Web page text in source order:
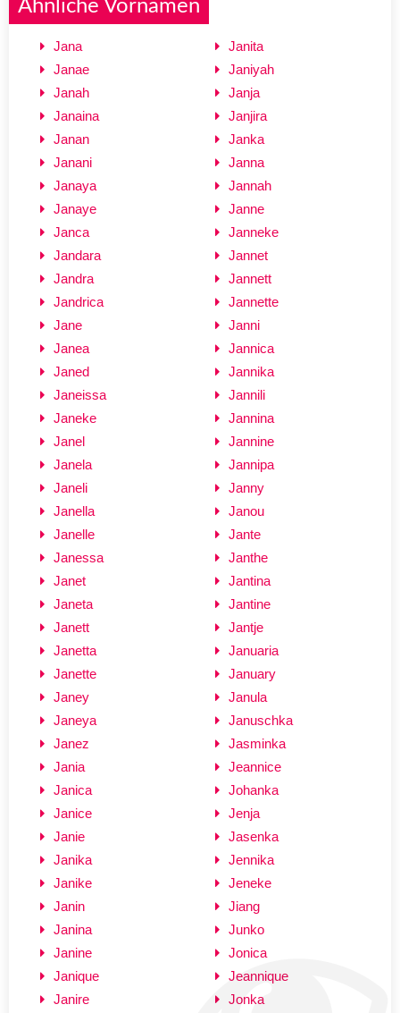
Ähnliche Vornamen
Jana
Janae
Janah
Janaina
Janan
Janani
Janaya
Janaye
Janca
Jandara
Jandra
Jandrica
Jane
Janea
Janed
Janeissa
Janeke
Janel
Janela
Janeli
Janella
Janelle
Janessa
Janet
Janeta
Janett
Janetta
Janette
Janey
Janeya
Janez
Jania
Janica
Janice
Janie
Janika
Janike
Janin
Janina
Janine
Janique
Janire
Janita
Janiyah
Janja
Janjira
Janka
Janna
Jannah
Janne
Janneke
Jannet
Jannett
Jannette
Janni
Jannica
Jannika
Jannili
Jannina
Jannine
Jannipa
Janny
Janou
Jante
Janthe
Jantina
Jantine
Jantje
Januaria
January
Janula
Januschka
Jasminka
Jeannice
Johanka
Jenja
Jasenka
Jennika
Jeneke
Jiang
Junko
Jonica
Jeannique
Jonka